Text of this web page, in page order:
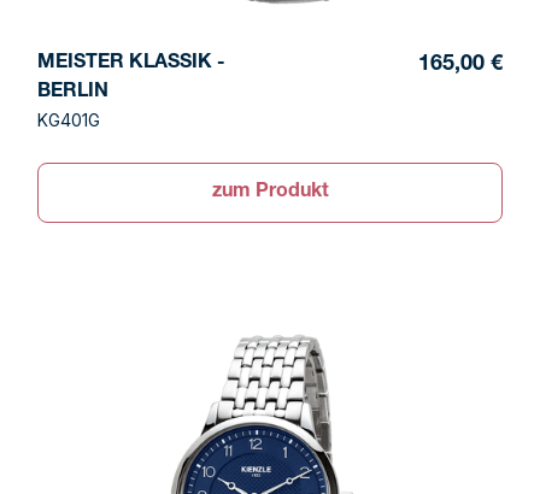
MEISTER KLASSIK -
BERLIN
KG401G
165,00 €
zum Produkt